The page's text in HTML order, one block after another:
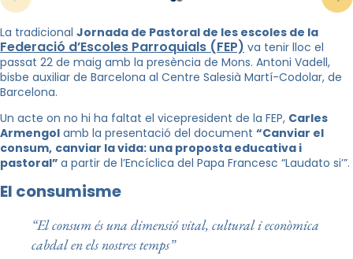
La tradicional Jornada de Pastoral de les escoles de la
Federació d’Escoles Parroquials (FEP) va tenir lloc el
passat 22 de maig amb la presència de Mons. Antoni Vadell,
bisbe auxiliar de Barcelona al Centre Salesià Martí-Codolar, de
Barcelona.
Un acte on no hi ha faltat el vicepresident de la FEP, Carles
Armengol amb la presentació del document “Canviar el
consum, canviar la vida: una proposta educativa i
pastoral” a partir de l’Encíclica del Papa Francesc “Laudato si’”.
El consumisme
“El consum és una dimensió vital, cultural i econòmica
cabdal en els nostres temps”